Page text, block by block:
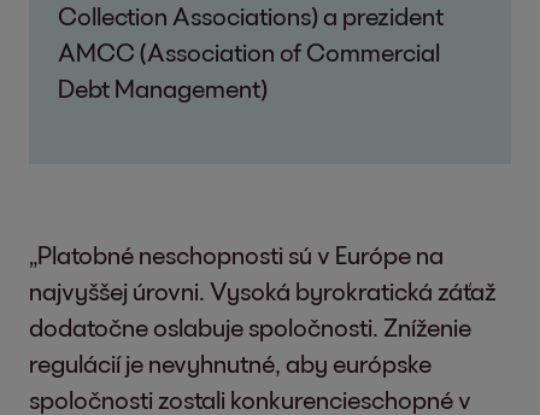
Collection Associations) a prezident
AMCC (Association of Commercial
Debt Management)
„Platobné neschopnosti sú v Európe na
najvyššej úrovni. Vysoká byrokratická záťaž
dodatočne oslabuje spoločnosti. Zníženie
regulácií je nevyhnutné, aby európske
spoločnosti zostali konkurencieschopné v